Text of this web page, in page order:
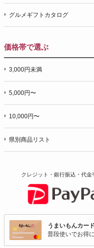
グルメギフトカタログ
価格帯で選ぶ
3,000円未満
5,000円〜
10,000円〜
県別商品リスト
クレジット・銀行振込・代
うまいもんカー
普段使いでお得